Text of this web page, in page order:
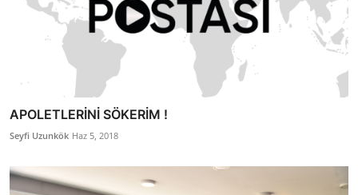
APOLETLERİNİ SÖKERİM !
Seyfi Uzunkök Haz 5, 2018